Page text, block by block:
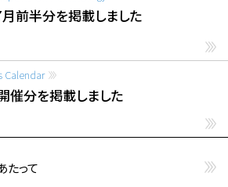
前半分を掲載しました
Calendar
分を掲載しました
たって